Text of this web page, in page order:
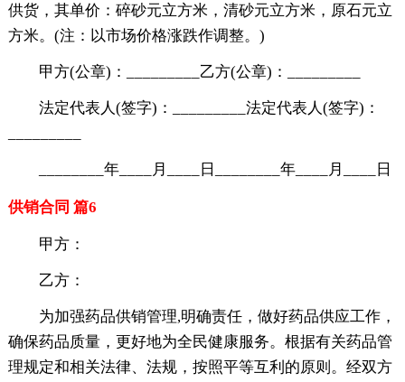
供货，其单价：碎砂元立方米，清砂元立方米，原石元立
方米。(注：以市场价格涨跌作调整。)
甲方(公章)：_________乙方(公章)：_________
法定代表人(签字)：_________法定代表人(签字)：
________年____月____日________年____月____日
供销合同 篇6
甲方：
乙方：
为加强药品供销管理,明确责任，做好药品供应工作，
确保药品质量，更好地为全民健康服务。根据有关药品管
理规定和相关法律、法规，按照平等互利的原则。经双方